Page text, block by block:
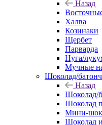
Назад
Халва
Козинаки
Щербет
Парварда
Нуга/
Мучные
Шоколад/
Назад
Шоколад/
Шоколад
Мини-
Шоколад